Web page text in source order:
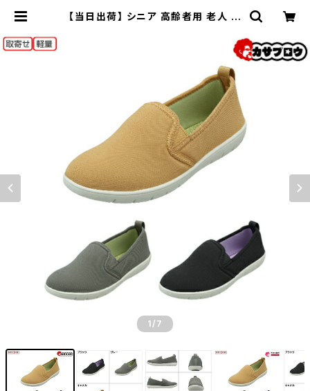
【当日出荷】 シニア 高齢者用 老人 靴
ーシューズ 2103 パンジー 軽量 快適
レディース シンプル 痛くない 疲れな
い おしゃれ 2.5cm ヒール 歩きやす
い 履きやすい スリッポン おすすめ |
長靴・サンダルのカサブロウ
1 /7